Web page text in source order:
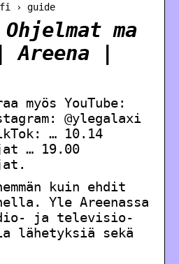
› guide
ma
Areena |
myös YouTube:
@ylegalaxi
… 10.14
… 19.00
kuin ehdit
Yle Areenassa
ja televisio-
lähetyksiä sekä